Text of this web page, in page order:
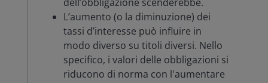
dell’obbligazione scenderebbe.
L’aumento (o la diminuzione) dei
tassi d’interesse può influire in
modo diverso su titoli diversi. Nello
specifico, i valori delle obbligazioni si
riducono di norma con l'aumentare